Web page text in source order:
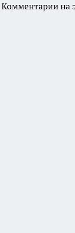
Комментарии на